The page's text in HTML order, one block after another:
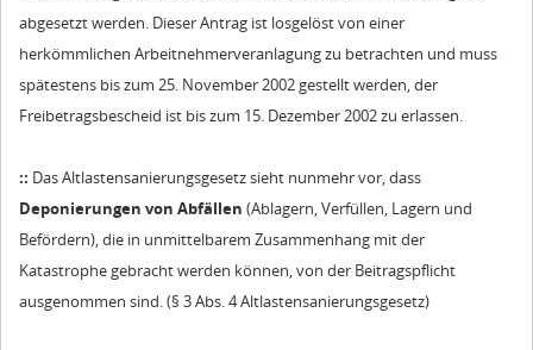
abgesetzt werden. Dieser Antrag ist losgelöst von einer
herkömmlichen Arbeitnehmerveranlagung zu betrachten und muss
spätestens bis zum 25. November 2002 gestellt werden, der
Freibetragsbescheid ist bis zum 15. Dezember 2002 zu erlassen.
:: Das Altlastensanierungsgesetz sieht nunmehr vor, dass
Deponierungen von Abfällen (Ablagern, Verfüllen, Lagern und
Befördern), die in unmittelbarem Zusammenhang mit der
Katastrophe gebracht werden können, von der Beitragspflicht
ausgenommen sind. (§ 3 Abs. 4 Altlastensanierungsgesetz)